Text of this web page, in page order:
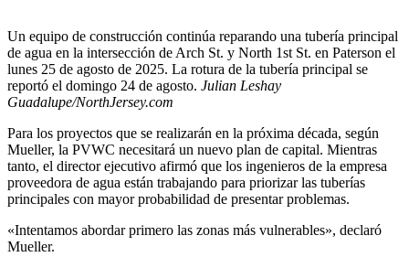
Un equipo de construcción continúa reparando una tubería principal
de agua en la intersección de Arch St. y North 1st St. en Paterson el
lunes 25 de agosto de 2025. La rotura de la tubería principal se
reportó el domingo 24 de agosto. Julian Leshay
Guadalupe/NorthJersey.com
Para los proyectos que se realizarán en la próxima década, según
Mueller, la PVWC necesitará un nuevo plan de capital. Mientras
tanto, el director ejecutivo afirmó que los ingenieros de la empresa
proveedora de agua están trabajando para priorizar las tuberías
principales con mayor probabilidad de presentar problemas.
«Intentamos abordar primero las zonas más vulnerables», declaró
Mueller.